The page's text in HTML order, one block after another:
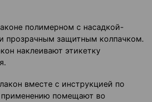
полимерном с насадкой-
прозрачным защитным колпачком.
наклеивают этикетку
вместе с инструкцией по
помещают во